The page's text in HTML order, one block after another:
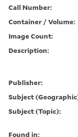
Call Number:
Container / Volume:
Image Count:
Description:
Publisher:
Subject
Subject (Topic):
Found in: